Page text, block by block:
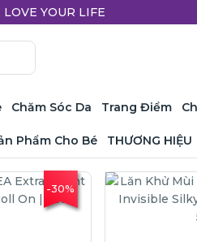
YOUR LIFE
Chăm Sóc Da Trang Điểm
Phẩm Cho Bé THƯƠNG HIỆU
-30%